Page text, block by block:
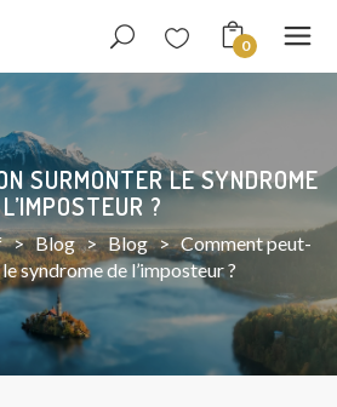
0
SURMONTER LE SYNDROME
?
> Blog > Blog > Comment peut-
syndrome de l’imposteur ?